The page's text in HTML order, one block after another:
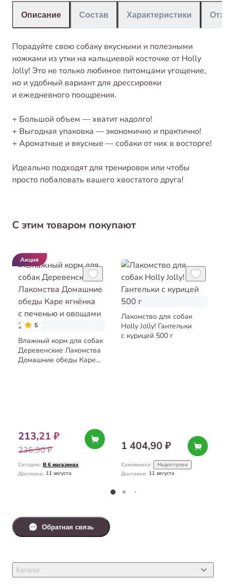
Описание Состав Характеристики
Порадуйте свою собаку вкусными и полезными
ножками из утки на кальциевой косточке от Holly
Jolly! Это не только любимое питомцами угощение,
но и удобный вариант для дрессировки
и ежедневного поощрения.
+ Большой объем — хватит надолго!
+ Выгодная упаковка — экономично и практично!
+ Ароматные и вкусные — собаки от них в восторге!
Идеально подходят для тренировок или чтобы
просто побаловать вашего хвостатого друга!
С этим товаром покупают
Акция
5
Влажный корм для собак
Деревенские Лакомства
Домашние обеды Каре
213,21 ₽
236,90 ₽
Сегодня: В 6 магазинах
Доставка: 11 августа
Лакомство для собак
Holly Jolly! Гантельки
с курицей 500 г
1 404,90 ₽
Самовывоз: Недоступен
Доставка: 11 августа
Каталог
Обратная связь